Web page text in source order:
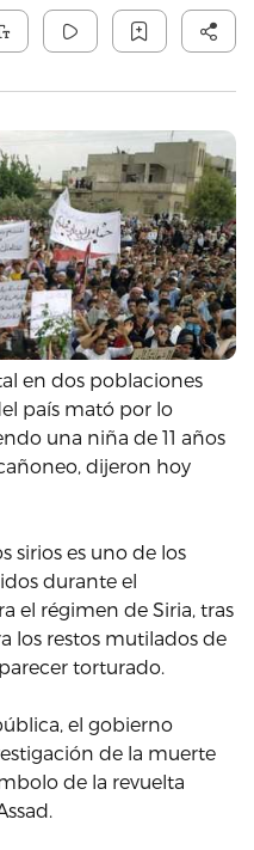
en dos poblaciones
país mató por lo
una niña de 11 años
dijeron hoy
sirios es uno de los
durante el
el régimen de Siria, tras
los restos mutilados de
torturado.
el gobierno
de la muerte
de la revuelta